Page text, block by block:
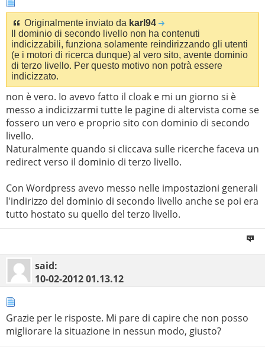
Originalmente inviato da karl94
Il dominio di secondo livello non ha contenuti
indicizzabili, funziona solamente reindirizzando gli utenti
(e i motori di ricerca dunque) al vero sito, avente dominio
di terzo livello. Per questo motivo non potrà essere
indicizzato.
non è vero. Io avevo fatto il cloak e mi un giorno si è
messo a indicizzarmi tutte le pagine di altervista come se
fossero un vero e proprio sito con dominio di secondo
livello.
Naturalmente quando si cliccava sulle ricerche faceva un
redirect verso il dominio di terzo livello.
Con Wordpress avevo messo nelle impostazioni generali
l'indirizzo del dominio di secondo livello anche se poi era
tutto hostato su quello del terzo livello.
said:
10-02-201201.13.12
Grazie per le risposte. Mi pare di capire che non posso
migliorare la situazione in nessun modo, giusto?